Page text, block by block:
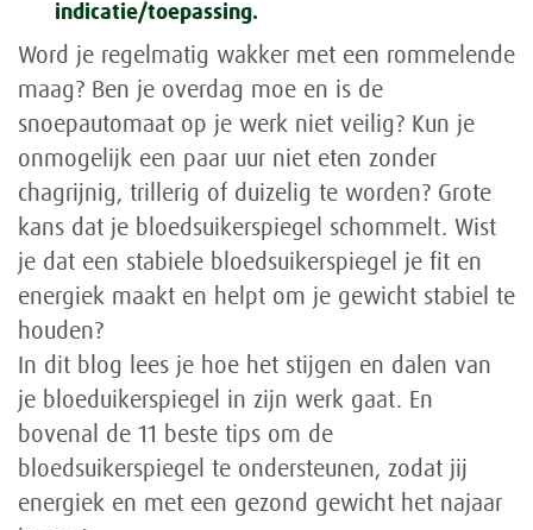
indicatie/toepassing.
Word je regelmatig wakker met een rommelende
maag? Ben je overdag moe en is de
snoepautomaat op je werk niet veilig? Kun je
onmogelijk een paar uur niet eten zonder
chagrijnig, trillerig of duizelig te worden? Grote
kans dat je bloedsuikerspiegel schommelt. Wist
je dat een stabiele bloedsuikerspiegel je fit en
energiek maakt en helpt om je gewicht stabiel te
houden?
In dit blog lees je hoe het stijgen en dalen van
je bloeduikerspiegel in zijn werk gaat. En
bovenal de 11 beste tips om de
bloedsuikerspiegel te ondersteunen, zodat jij
energiek en met een gezond gewicht het najaar